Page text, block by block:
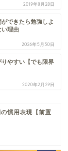
2019年8月28日
ができたら勉強しよ
い理由
2026年5月30日
りやすい【でも限界
2020年2月29日
の慣用表現【前置